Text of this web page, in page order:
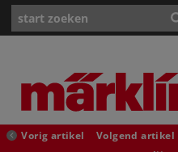
Vorig artikel
Volgend artikel